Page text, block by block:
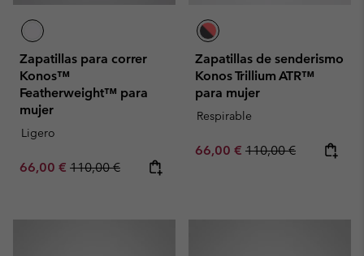
Zapatillas para correr
Konos™
Featherweight™ para
mujer
Ligero
Sale price:
66,00 € Regular price:
110,00 €
Zapatillas de senderismo
Konos Trillium ATR™
para mujer
Respirable
Sale price:
66,00 € Regular price:
110,00 €